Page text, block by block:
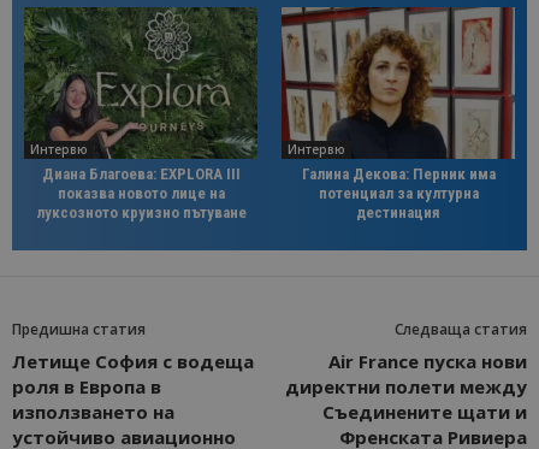
Интервю
Диана Благоева: EXPLORA III
показва новото лице на
луксозното круизно пътуване
Интервю
Галина Декова: Перник има
потенциал за културна
дестинация
Предишна статия
Летище София с водеща
роля в Европа в
използването на
устойчиво авиационно
Следваща статия
Air France пуска нови
директни полети между
Съединените щати и
Френската Ривиера